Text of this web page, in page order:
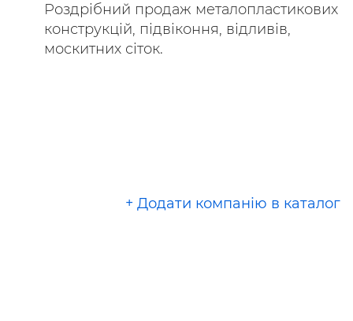
Роздрібний продаж металопластикових
конструкцій, підвіконня, відливів,
москитних сіток.
+ Додати компанію в каталог